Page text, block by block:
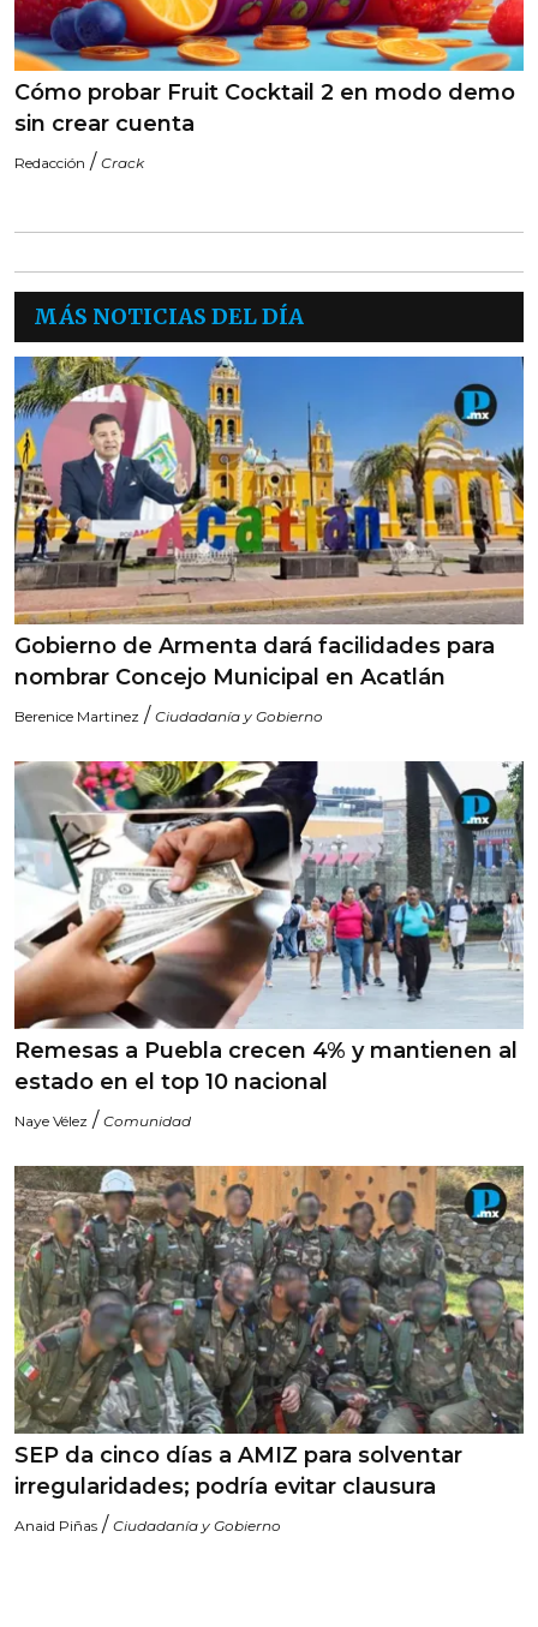
Cómo probar Fruit Cocktail 2 en modo demo
sin crear cuenta
Redacción / Crack
MÁS NOTICIAS DEL DÍA
Gobierno de Armenta dará facilidades para
nombrar Concejo Municipal en Acatlán
Berenice Martinez / Ciudadanía y Gobierno
Remesas a Puebla crecen 4% y mantienen al
estado en el top 10 nacional
Naye Vélez / Comunidad
SEP da cinco días a AMIZ para solventar
irregularidades; podría evitar clausura
Anaid Piñas / Ciudadanía y Gobierno